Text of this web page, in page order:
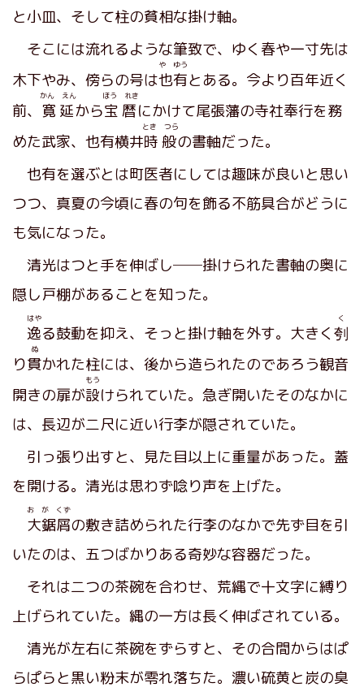
と小皿、そして柱の貧相な掛け軸。
そこには流れるような筆致で、ゆく春や一寸先は
木下やみ、傍らの号は也有
や ゆう
とある。今より百年近く
前、 寛延
かん えん
から宝暦
ほう れき
にかけて尾張藩の寺社奉行を務
めた武家、也有横井時般
とき つら
の書軸だった。
也有を選ぶとは町医者にしては趣味が良いと思い
つつ、真夏の今頃に春の句を飾る不筋具合がどうに
も気になった。
清光はつと手を伸ばし──掛けられた書軸の奥に
隠し戸棚があることを知った。
逸
はや
る鼓動を抑え、そっと掛け軸を外す。大きく刳
く
り貫
ぬ
かれた柱には、後から造られたのであろう観音
開きの扉が設
もう
けられていた。急ぎ開いたそのなかに
は、長辺が二尺に近い行李が隠されていた。
引っ張り出すと、見た目以上に重量があった。蓋
を開ける。清光は思わず唸り声を上げた。
大鋸屑
お が くず
の敷き詰められた行李のなかで先ず目を引
いたのは、五つばかりある奇妙な容器だった。
それは二つの茶碗を合わせ、荒縄で十文字に縛り
上げられていた。縄の一方は長く伸ばされている。
清光が左右に茶碗をずらすと、その合間からはぱ
らぱらと黒い粉末が零れ落ちた。濃い硫黄と炭の臭